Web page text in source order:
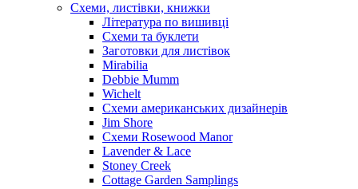
Схеми, листівки, книжки
Література по вишивці
Схеми та буклети
Заготовки для листівок
Mirabilia
Debbie Mumm
Wichelt
Схеми американських дизайнерів
Jim Shore
Cхеми Rosewood Manor
Lavender & Lace
Stoney Creek
Cottage Garden Samplings